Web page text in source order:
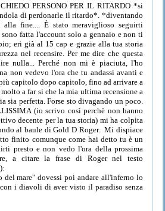
PERSONO PER IL RITARDO *si
di perdonarle il ritardo*. *diventando
alla fine.... È stato meraviglioso seguirti
sono fatta l'account solo a gennaio e non ti
eri già al 15 cap e grazie alla tua storia
nel recensire. Per me dire che questa
nulla... Perché non mi è piaciuta, l'ho
non vedevo l'ora che tu andassi avanti e
capitolo dopo capitolo, fino ad arrivare a
a far si che la mia ultima recensione a
sia perfetta. Forse sto divagando un poco.
(io scrivo così perchè non hanno
decente per la tua storia) mi ha colpita
al baule di Gold D Roger. Mi dispiace
finito comunque come hai detto tu è un
presto e non vedo l'ora della prossima
a citare la frase di Roger nel testo
del mare" dovessi poi andare all'inferno lo
i diavoli di aver visto il paradiso senza